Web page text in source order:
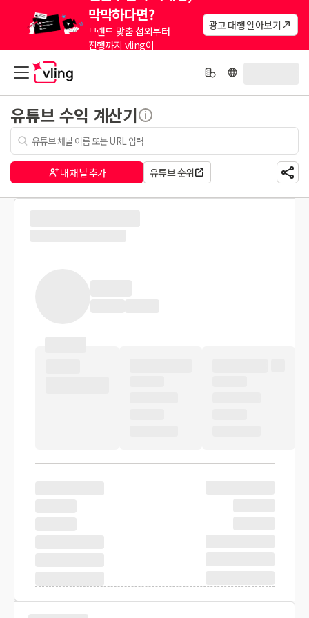
막막하다면?
브랜드 맞춤 섭외부터
진행까지 vling이
광고 대행 알아보기
유튜브 수익 계산기
내 채널 추가 유튜브 순위